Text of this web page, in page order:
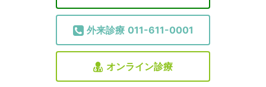
外来診療 011-611-0001
オンライン診療